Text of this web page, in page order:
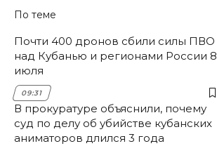
По теме
Почти 400 дронов сбили силы ПВО
над Кубанью и регионами России 8
июля
09:31
В прокуратуре объяснили, почему
суд по делу об убийстве кубанских
аниматоров длился 3 года